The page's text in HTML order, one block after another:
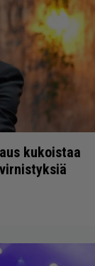
kukoistaa